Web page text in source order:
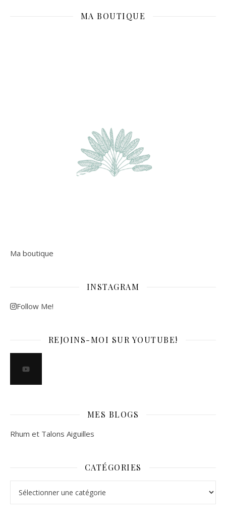
MA BOUTIQUE
Ma boutique
INSTAGRAM
Follow Me!
REJOINS-MOI SUR YOUTUBE!
MES BLOGS
Rhum et Talons Aiguilles
CATÉGORIES